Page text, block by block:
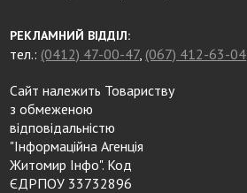
РЕКЛАМНИЙ ВІДДІЛ:
тел.: (0412) 47-00-47, (067) 412-63-04
Сайт належить Товариству
з обмеженою
відповідальністю
"Інформаційна Агенція
Житомир Інфо". Код
ЄДРПОУ 33732896